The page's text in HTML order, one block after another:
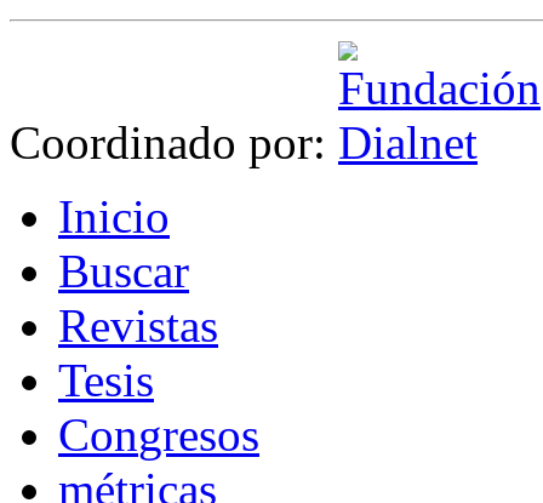
Coordinado por:
Inicio
Buscar
Revistas
Tesis
Congresos
métricas